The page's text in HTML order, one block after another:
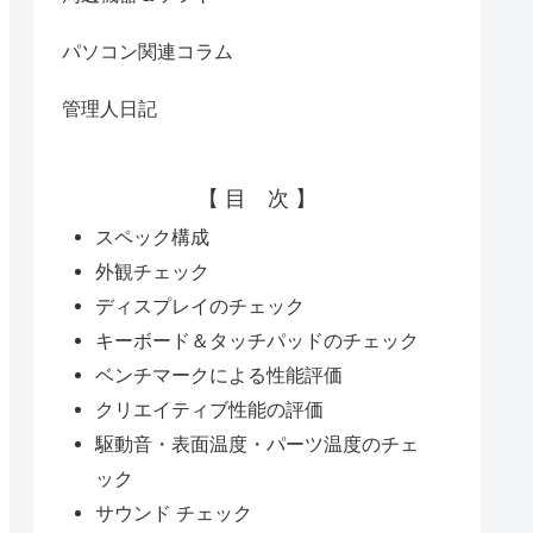
パソコン関連コラム
管理人日記
【 目 次 】
スペック構成
外観チェック
ディスプレイのチェック
キーボード＆タッチパッドのチェック
ベンチマークによる性能評価
クリエイティブ性能の評価
駆動音・表面温度・パーツ温度のチェ
ック
サウンド チェック